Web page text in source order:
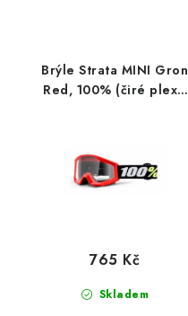
Brýle Strata MINI Gron
Red, 100% (čiré plexi)
Skladem
765 Kč